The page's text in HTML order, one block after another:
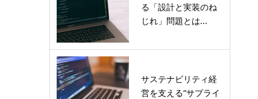
る「設計と実装のね
じれ」問題とは...
サステナビリティ経
営を支える“サプライ